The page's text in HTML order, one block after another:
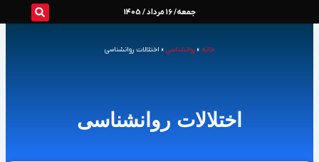
جمعه/ 16 مرداد / 1405
خانه » روانشناسی » اختلالات روانشناسی
اختلالات روانشناسی